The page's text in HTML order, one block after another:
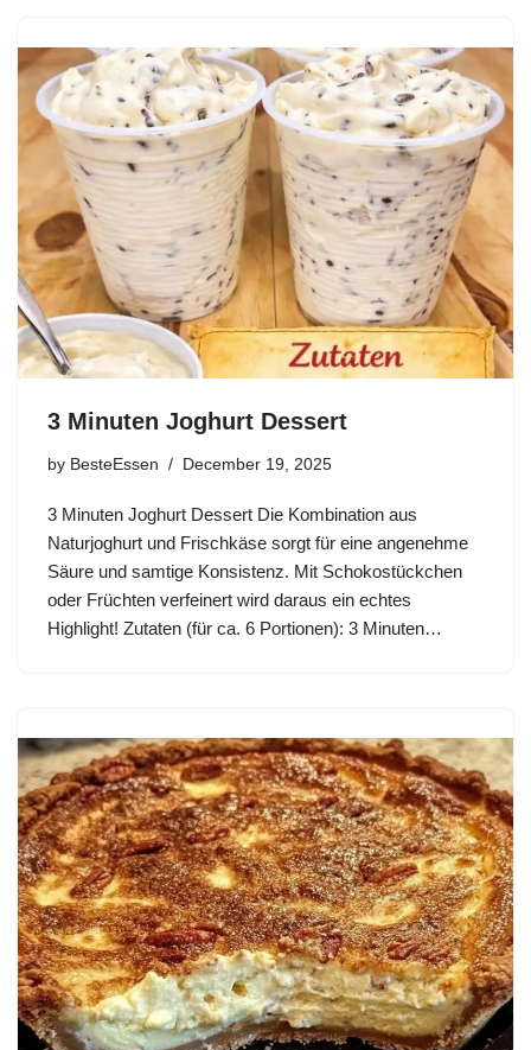
3 Minuten Joghurt Dessert
by BesteEssen December 19, 2025
3 Minuten Joghurt Dessert Die Kombination aus
Naturjoghurt und Frischkäse sorgt für eine angenehme
Säure und samtige Konsistenz. Mit Schokostückchen
oder Früchten verfeinert wird daraus ein echtes
Highlight! Zutaten (für ca. 6 Portionen): 3 Minuten…